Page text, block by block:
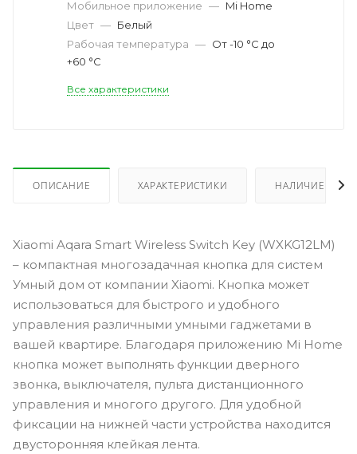
Мобильное приложение — Mi Home
Цвет — Белый
Рабочая температура — От -10 °C до
+60 °C
Все характеристики
ОПИСАНИЕ ХАРАКТЕРИСТИКИ НАЛИЧИЕ
Xiaomi Aqara Smart Wireless Switch Key (WXKG12LM)
– компактная многозадачная кнопка для систем
Умный дом от компании Xiaomi. Кнопка может
использоваться для быстрого и удобного
управления различными умными гаджетами в
вашей квартире. Благодаря приложению Mi Home
кнопка может выполнять функции дверного
звонка, выключателя, пульта дистанционного
управления и многого другого. Для удобной
фиксации на нижней части устройства находится
двусторонняя клейкая лента.